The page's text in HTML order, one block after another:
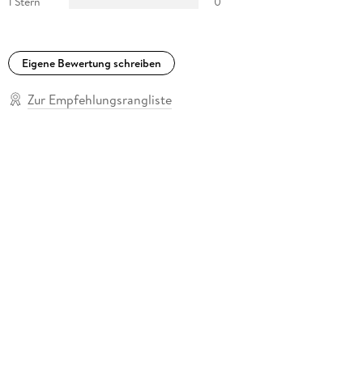
Eigene Bewertung schreiben
Zur Empfehlungsrangliste